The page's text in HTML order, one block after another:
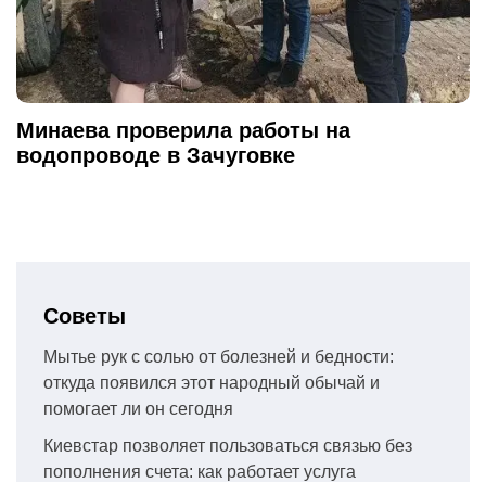
Минаева проверила работы на
водопроводе в Зачуговке
Советы
Мытье рук с солью от болезней и бедности:
откуда появился этот народный обычай и
помогает ли он сегодня
Киевстар позволяет пользоваться связью без
пополнения счета: как работает услуга